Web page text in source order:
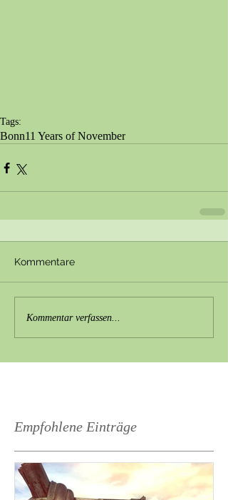
Tags:
Bonn11 Years of November
Kommentare
Kommentar verfassen...
Empfohlene Einträge